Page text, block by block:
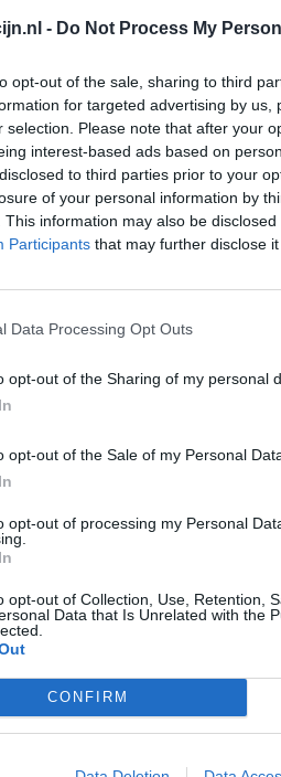
- Do Not Process My
opt-out of the sale, sharing to third
for targeted advertising by
selection. Please note that after your
interest-based ads based on
to third parties prior to your
of your personal information by
This information may also be
Participants that may further disclose
Data Processing Opt Outs
opt-out of the Sharing of my personal
opt-out of the Sale of my Personal
opt-out of processing my Personal
opt-out of Collection, Use, Retention,
Data that Is Unrelated with the
CONFIRM
werkt’’, betoogt de cardioloog.
hart- en vaatziekten. Naast
groot deel bepaald door erfelijke
te verlagen. Vaak krijg je
hebt minder kans op
met hypertensie de bloeddruk
als een hulpmiddel worden
Effectiviteit